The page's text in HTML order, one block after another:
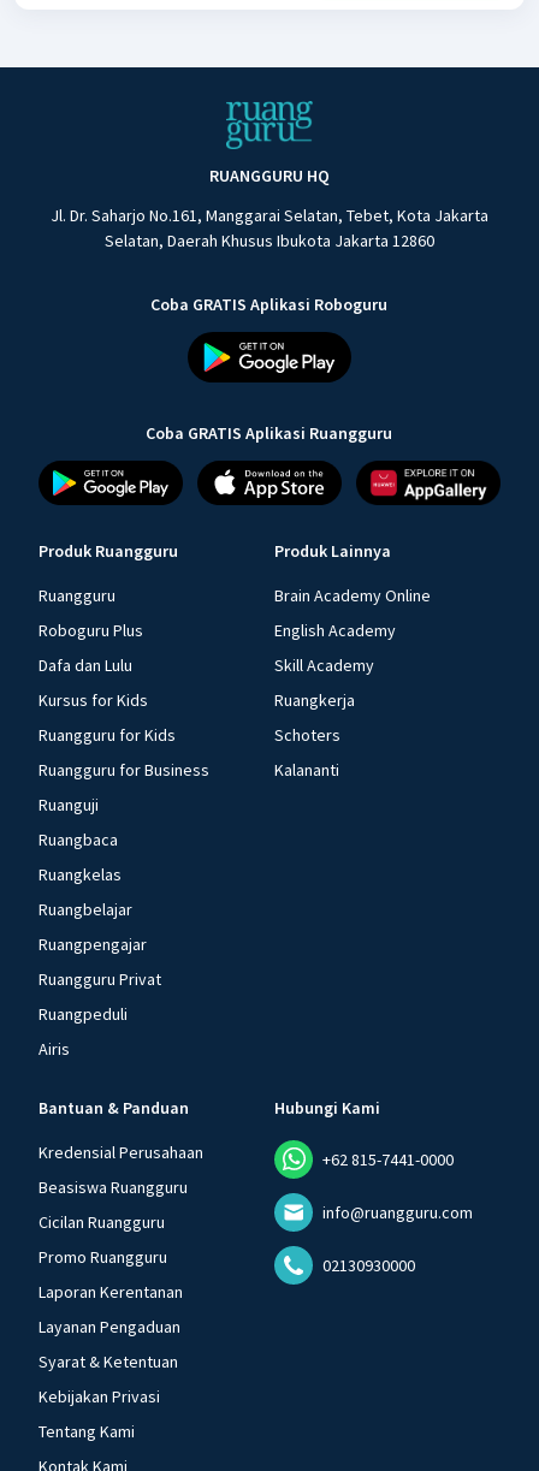
RUANGGURU HQ
Jl. Dr. Saharjo No.161, Manggarai Selatan, Tebet, Kota Jakarta
Selatan, Daerah Khusus Ibukota Jakarta 12860
Coba GRATIS Aplikasi Roboguru
Coba GRATIS Aplikasi Ruangguru
Produk Ruangguru
Ruangguru
Roboguru Plus
Dafa dan Lulu
Kursus for Kids
Ruangguru for Kids
Ruangguru for Business
Ruanguji
Ruangbaca
Ruangkelas
Ruangbelajar
Ruangpengajar
Ruangguru Privat
Ruangpeduli
Airis
Produk Lainnya
Brain Academy Online
English Academy
Skill Academy
Ruangkerja
Schoters
Kalananti
Bantuan & Panduan
Kredensial Perusahaan
Beasiswa Ruangguru
Cicilan Ruangguru
Promo Ruangguru
Laporan Kerentanan
Layanan Pengaduan
Syarat & Ketentuan
Kebijakan Privasi
Tentang Kami
Kontak Kami
Hubungi Kami
+62 815-7441-0000
info@ruangguru.com
02130930000